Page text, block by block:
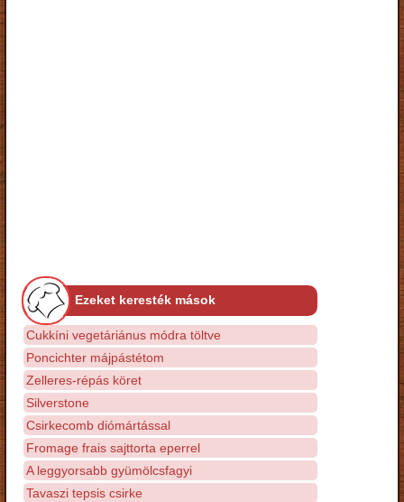
Ezeket keresték mások
Cukkíni vegetáriánus módra töltve
Poncichter májpástétom
Zelleres-répás köret
Silverstone
Csirkecomb diómártással
Fromage frais sajttorta eperrel
A leggyorsabb gyümölcsfagyi
Tavaszi tepsis csirke